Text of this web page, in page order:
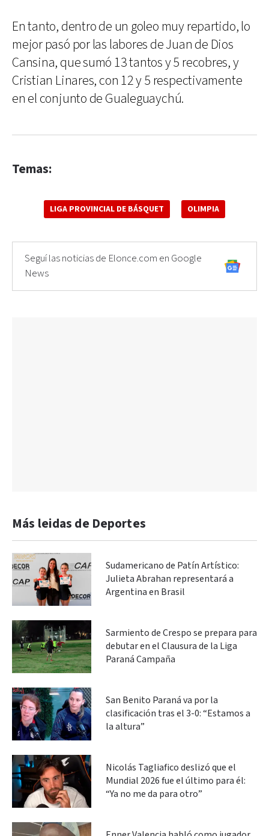
En tanto, dentro de un goleo muy repartido, lo
mejor pasó por las labores de Juan de Dios
Cansina, que sumó 13 tantos y 5 recobres, y
Cristian Linares, con 12 y 5 respectivamente
en el conjunto de Gualeguaychú.
Temas:
LIGA PROVINCIAL DE BÁSQUET OLIMPIA
Seguí las noticias de Elonce.com en Google
News
Más leidas de Deportes
Sudamericano de Patín Artístico:
Julieta Abrahan representará a
Argentina en Brasil
Sarmiento de Crespo se prepara para
debutar en el Clausura de la Liga
Paraná Campaña
San Benito Paraná va por la
clasificación tras el 3-0: “Estamos a
la altura”
Nicolás Tagliafico deslizó que el
Mundial 2026 fue el último para él:
“Ya no me da para otro”